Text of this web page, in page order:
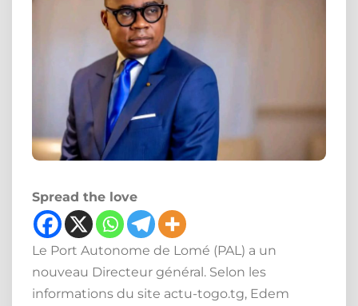
Spread the love
Le Port Autonome de Lomé (PAL) a un
nouveau Directeur général. Selon les
informations du site actu-togo.tg, Edem